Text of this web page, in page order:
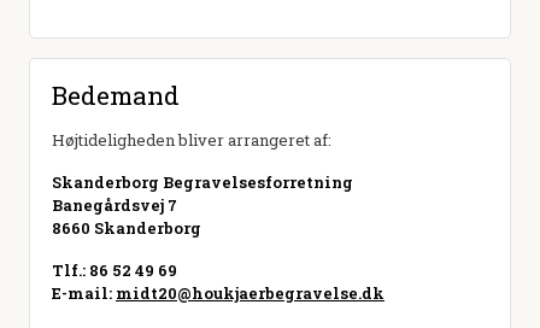
Bedemand
Højtideligheden bliver arrangeret af:
Skanderborg Begravelsesforretning
Banegårdsvej 7
8660 Skanderborg
Tlf.: 86 52 49 69
E-mail: midt20@houkjaerbegravelse.dk